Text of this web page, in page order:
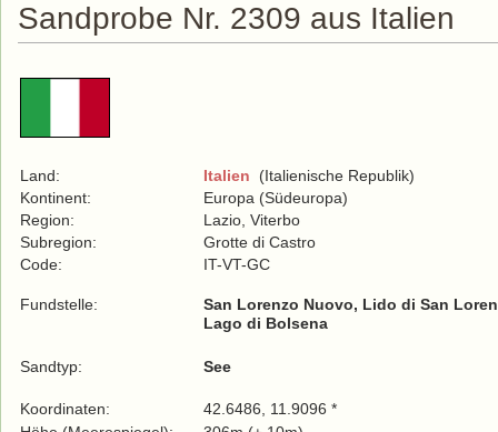
Sandprobe Nr. 2309 aus Italien
Land: Italien (Italienische Republik)
Kontinent:
Europa (Südeuropa)
Region:
Lazio, Viterbo
Subregion:
Grotte di Castro
Code:
IT-VT-GC
Fundstelle:
San Lorenzo Nuovo, Lido di San
Lago di Bolsena
Sandtyp: See
Koordinaten:
42.6486, 11.9096 *